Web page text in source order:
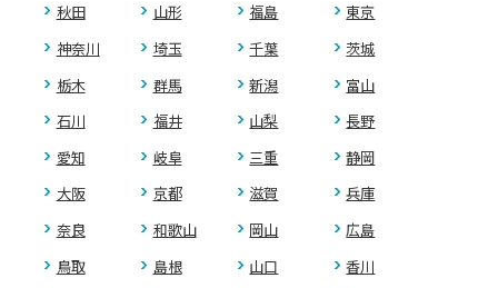
秋田
山形 福島
東京
神奈川
埼玉 千葉
茨城
栃木
群馬 新潟
富山
石川
福井 山梨
長野
愛知
岐阜 三重
静岡
大阪
京都 滋賀
兵庫
奈良
和歌山 岡山
広島
鳥取
島根 山口
香川